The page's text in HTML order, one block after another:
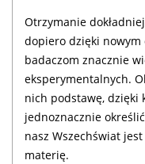
Otrzymanie
dopiero dzięki nowym
badaczom znacznie
eksperymentalnych.
nich podstawę, dzięki
jednoznacznie
nasz Wszechświat
materię.